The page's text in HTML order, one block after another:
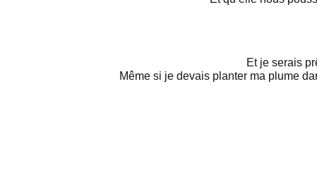
Et je serais
Même si je devais planter ma plume